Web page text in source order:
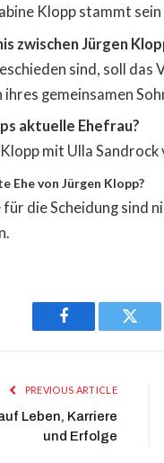
Klopp stammt
zwischen Jürgen
sind, soll das
gemeinsamen
aktuelle Ehefrau?
mit Ulla
Ehe von Jürgen Klopp?
für die Scheidung sind
Facebook
PREVIOUS ARTICLE
Leben, Karriere
und Erfolge